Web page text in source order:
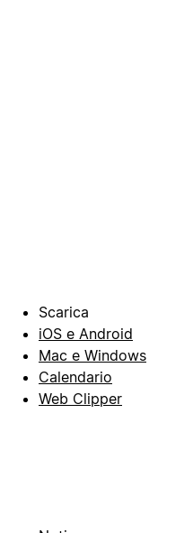
Scarica
iOS e Android
Mac e Windows
Calendario
Web Clipper